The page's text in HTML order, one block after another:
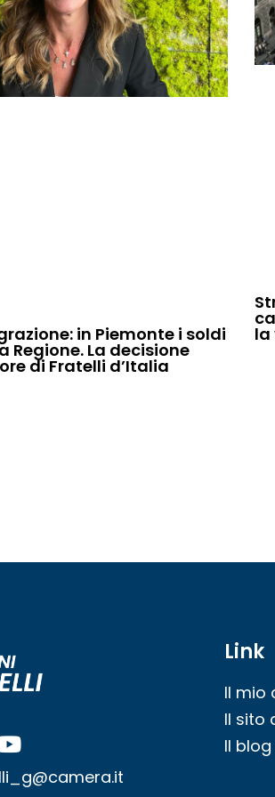
in Piemonte i soldi
Regione. La decisione
di Fratelli d’Italia
la
Link
Il mio
Il sito
Il